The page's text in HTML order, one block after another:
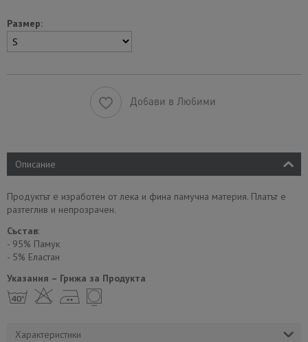
Размер:
Добави в Любими
Описание
Продуктът е изработен от лека и фина памучна материя. Платът е
разтеглив и непрозрачен.
Състав:
- 95% Памук
- 5% Еластан
Указания – Грижа за Продукта
h H E Y
Характеристики